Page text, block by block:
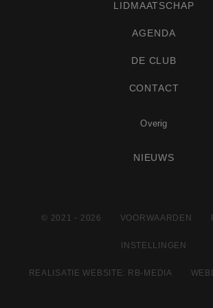
LIDMAATSCHAP
AGENDA
DE CLUB
CONTACT
Overig
NIEUWS
© 2021 - 2026 VOORWAARDEN
INSTELLINGEN
REALISATIE WEBSITE: RB-MEDIA
Strikt noodzakelijke cookies maken de
gebruikersaanmelding en accountbeheer.
website kan niet goed worden gebruikt
CookieScriptConsent
CookieScript